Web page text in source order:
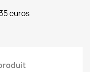
euros